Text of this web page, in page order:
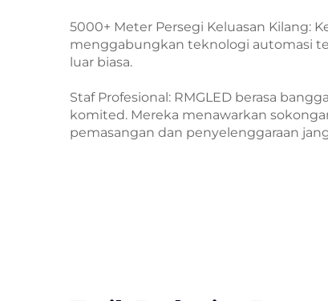
5000+ Meter Persegi Keluasan Kilang:
menggabungkan teknologi automasi
luar biasa.
Staf Profesional: RMGLED berasa
komited. Mereka menawarkan
pemasangan dan penyelenggaraan